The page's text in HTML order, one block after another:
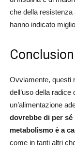
che della resistenza
hanno indicato
Ovviamente, questi
dell’uso della
un’alimentazione
dovrebbe di per
metabolismo è a
come in tanti altri